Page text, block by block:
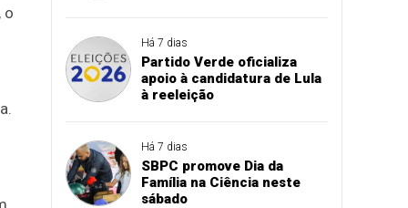
o
Há 7 dias
Partido Verde oficializa
apoio à candidatura de Lula
à reeleição
Há 7 dias
SBPC promove Dia da
Família na Ciência neste
sábado